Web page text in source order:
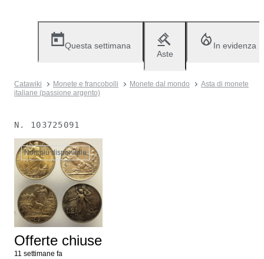
Questa settimana
Aste
In evidenza
Catawiki Monete e francobolli Monete dal mondo
Asta di monete
italiane (passione argento)
N. 103725091
Non più disponibile
Offerte chiuse
11 settimane fa